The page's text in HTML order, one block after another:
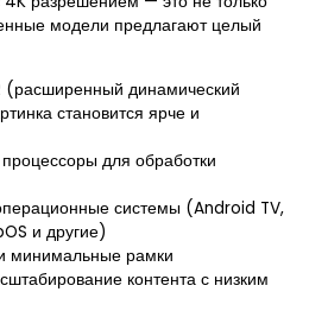
модели предлагают целый
(расширенный динамический
становится ярче и
для обработки
системы (Android TV,
и другие)
минимальные рамки
контента с низким